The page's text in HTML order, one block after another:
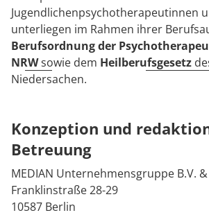
Jugendlichenpsychotherapeutinnen
unterliegen im Rahmen ihrer
Berufsordnung der
NRWsowie dem Heilberufsgesetz
Niedersachen.
Konzeption und
Betreuung
MEDIAN Unternehmensgruppe B.V. &
Franklinstraße 28-29
10587 Berlin